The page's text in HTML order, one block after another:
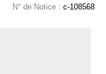
N° de Notice : c-108568